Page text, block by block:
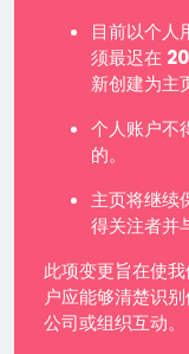
目前以个人
须最迟在
新创建为主
个人账户不
的。
主页将继续
得关注者并
此项变更旨在使
户应能够清楚识
公司或组织互动。